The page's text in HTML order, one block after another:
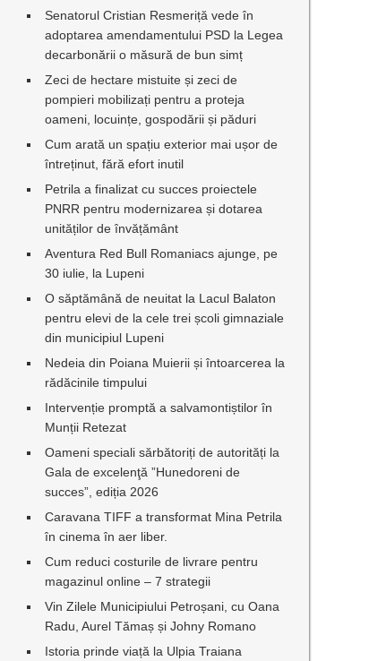
Senatorul Cristian Resmeriță vede în
adoptarea amendamentului PSD la Legea
decarbonării o măsură de bun simț
Zeci de hectare mistuite și zeci de
pompieri mobilizați pentru a proteja
oameni, locuințe, gospodării și păduri
Cum arată un spațiu exterior mai ușor de
întreținut, fără efort inutil
Petrila a finalizat cu succes proiectele
PNRR pentru modernizarea și dotarea
unităților de învățământ
Aventura Red Bull Romaniacs ajunge, pe
30 iulie, la Lupeni
O săptămână de neuitat la Lacul Balaton
pentru elevi de la cele trei școli gimnaziale
din municipiul Lupeni
Nedeia din Poiana Muierii și întoarcerea la
rădăcinile timpului
Intervenție promptă a salvamontiștilor în
Munții Retezat
Oameni speciali sărbătoriți de autorități la
Gala de excelenţă ”Hunedoreni de
succes”, ediția 2026
Caravana TIFF a transformat Mina Petrila
în cinema în aer liber.
Cum reduci costurile de livrare pentru
magazinul online – 7 strategii
Vin Zilele Municipiului Petroșani, cu Oana
Radu, Aurel Tămaș și Johny Romano
Istoria prinde viață la Ulpia Traiana